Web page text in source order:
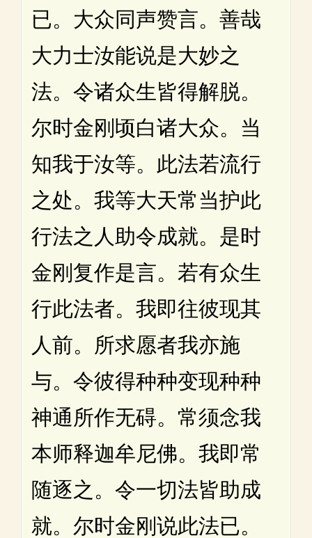
已。大众同声赞言。善哉
大力士汝能说是大妙之
法。令诸众生皆得解脱。
尔时金刚顷白诸大众。当
知我于汝等。此法若流行
之处。我等大天常当护此
行法之人助令成就。是时
金刚复作是言。若有众生
行此法者。我即往彼现其
人前。所求愿者我亦施
与。令彼得种种变现种种
神通所作无碍。常须念我
本师释迦牟尼佛。我即常
随逐之。令一切法皆助成
就。尔时金刚说此法已。